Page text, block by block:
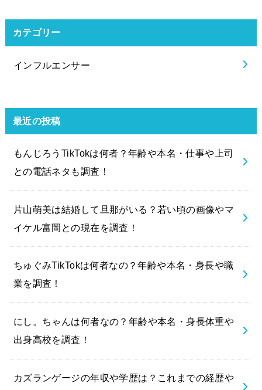
カテゴリー
インフルエンサー
最近の投稿
もんじろうTikTokは何者？年齢や本名・仕事や上司
との電話ネタも調査！
片山萌美は結婚して旦那がいる？若い頃の画像やマ
イケル富岡との現在を調査！
ちゅぐみTikTokは何者なの？年齢や本名・身長や職
業を調査！
にし。ちゃんは何者なの？年齢や本名・身長体重や
出身高校を調査！
カズランゲージの年収や学歴は？これまでの経歴や